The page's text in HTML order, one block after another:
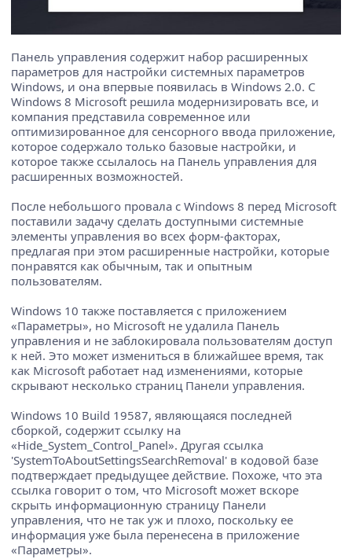
Панель управления содержит набор расширенных
параметров для настройки системных параметров
Windows, и она впервые появилась в Windows 2.0. С
Windows 8 Microsoft решила модернизировать все, и
компания представила современное или
оптимизированное для сенсорного ввода приложение,
которое содержало только базовые настройки, и
которое также ссылалось на Панель управления для
расширенных возможностей.
После небольшого провала с Windows 8 перед Microsoft
поставили задачу сделать доступными системные
элементы управления во всех форм-факторах,
предлагая при этом расширенные настройки, которые
понравятся как обычным, так и опытным
пользователям.
Windows 10 также поставляется с приложением
«Параметры», но Microsoft не удалила Панель
управления и не заблокировала пользователям доступ
к ней. Это может измениться в ближайшее время, так
как Microsoft работает над изменениями, которые
скрывают несколько страниц Панели управления.
Windows 10 Build 19587, являющаяся последней
сборкой, содержит ссылку на
«Hide_System_Control_Panel». Другая ссылка
'SystemToAboutSettingsSearchRemoval' в кодовой базе
подтверждает предыдущее действие. Похоже, что эта
ссылка говорит о том, что Microsoft может вскоре
скрыть информационную страницу Панели
управления, что не так уж и плохо, поскольку ее
информация уже была перенесена в приложение
«Параметры».